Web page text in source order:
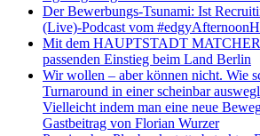
Der Bewerbungs-Tsunami: Ist
(Live)-Podcast vom
Mit dem HAUPTSTADT MATCHER
passenden Einstieg beim Land Berlin
Wir wollen – aber können nicht. Wie
Turnaround in einer scheinbar
Vielleicht indem man eine neue
Gastbeitrag von Florian Wurzer